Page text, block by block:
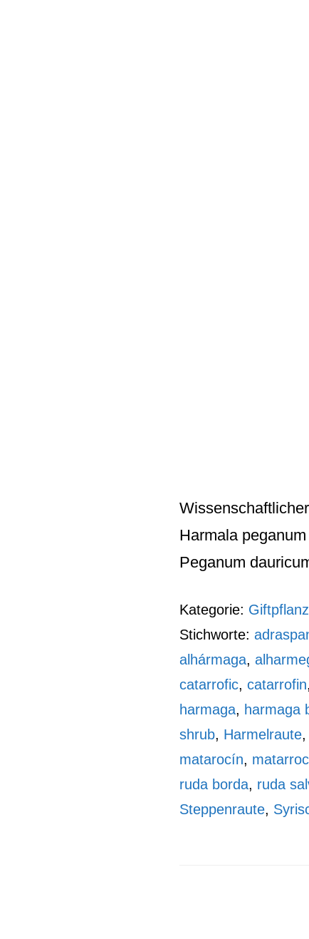
Harmala
Peganum
Kategorie:
Stichworte:
alhármaga,
catarrofic, catarrofin,
harmaga, harmaga
shrub, Harmelraute,
matarocín,
ruda borda, ruda
Steppenraute,